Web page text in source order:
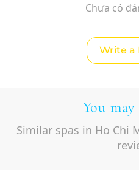
Chưa có
Write a
You
Similar spas in Ho Chi